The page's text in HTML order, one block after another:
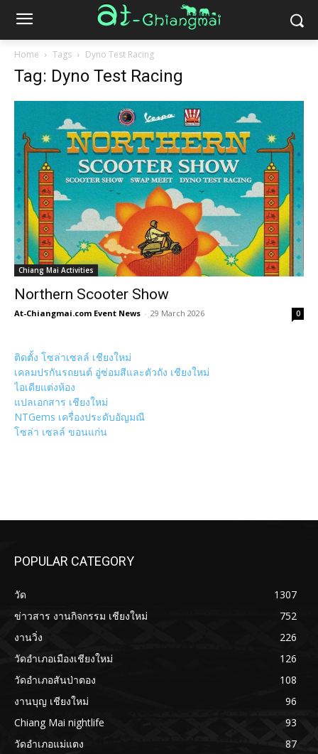
Home Tags Dyno Test Racing
Tag: Dyno Test Racing
Chiang Mai Activities
Northern Scooter Show
At-Chiangmai.com Event News - 29 March 2026 0
ติดตั้ง โซล่าเซลล์ เชียงใหม่
เคลมปรกันรถยนต์ อู่ซ่อมสีและตัวถัง เชียงใหม่
ไอเดียแต่งห้อง
แปลเอกสาร เชียงใหม่
NTGems เครื่องประดับอัญมณี
โซล่า เซลล์ ขอนแก่น
POPULAR CATEGORY
วัด
1307
ข่าวสาร งานกิจกรรม เชียงใหม่
752
งานวิ่ง
226
วัดอำเภอเมืองเชียงใหม่
126
วัดอำเภอสันป่าตอง
108
งานบุญ เชียงใหม่
96
Chiang Mai nightlife
93
วัดอำเภอแม่แตง
87